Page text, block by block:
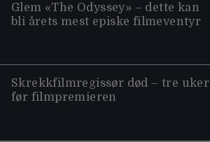
Glem «The Odyssey» – dette kan
bli årets mest episke filmeventyr
Skrekkfilmregissør død – tre uker
før filmpremieren